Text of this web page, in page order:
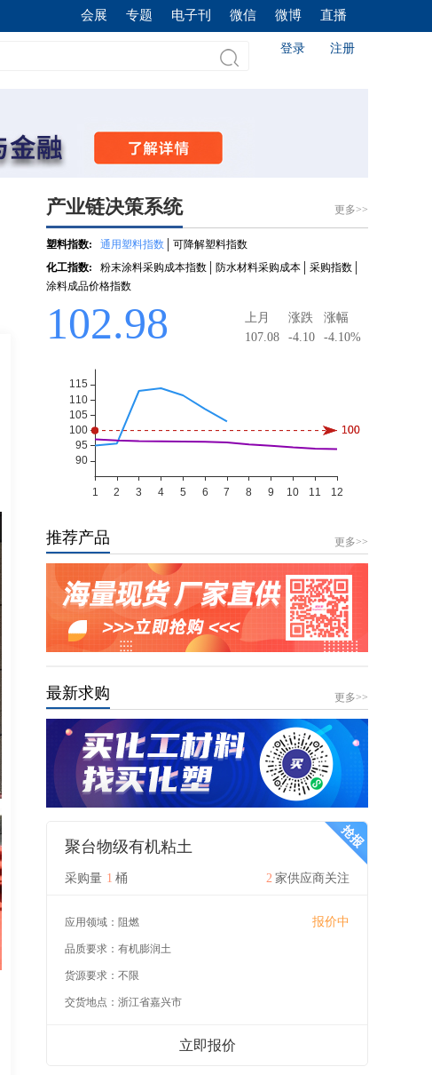
会展 专题 电子刊 微信 微博 直播
登录 注册
推荐产品 更多>>
最新求购 更多>>
聚台物级有机粘土
采购量 1 桶 2 家供应商关注
应用领域： 阻燃 报价中
品质要求： 有机膨润土
货源要求： 不限
交货地点： 浙江省嘉兴市
立即报价